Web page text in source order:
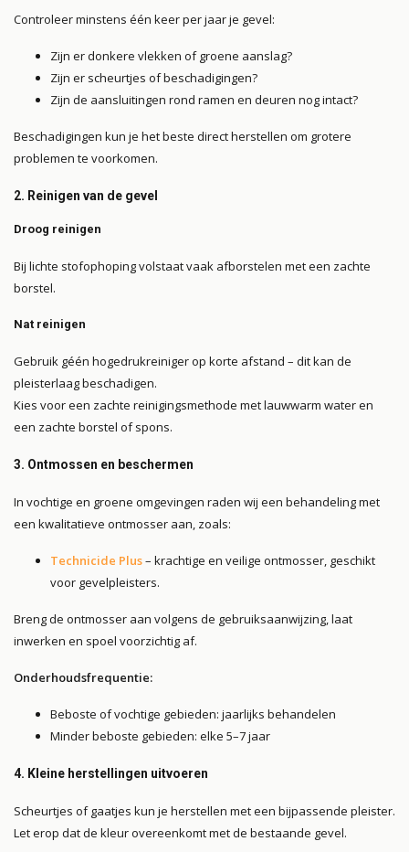
Controleer minstens één keer per jaar je gevel:
Zijn er donkere vlekken of groene aanslag?
Zijn er scheurtjes of beschadigingen?
Zijn de aansluitingen rond ramen en deuren nog intact?
Beschadigingen kun je het beste direct herstellen om grotere
problemen te voorkomen.
2. Reinigen van de gevel
Droog reinigen
Bij lichte stofophoping volstaat vaak afborstelen met een zachte
borstel.
Nat reinigen
Gebruik géén hogedrukreiniger op korte afstand – dit kan de
pleisterlaag beschadigen.
Kies voor een zachte reinigingsmethode met lauwwarm water en
een zachte borstel of spons.
3. Ontmossen en beschermen
In vochtige en groene omgevingen raden wij een behandeling met
een kwalitatieve ontmosser aan, zoals:
Technicide Plus– krachtige en veilige ontmosser, geschikt
voor gevelpleisters.
Breng de ontmosser aan volgens de gebruiksaanwijzing, laat
inwerken en spoel voorzichtig af.
Onderhoudsfrequentie:
Beboste of vochtige gebieden: jaarlijks behandelen
Minder beboste gebieden: elke 5–7 jaar
4. Kleine herstellingen uitvoeren
Scheurtjes of gaatjes kun je herstellen met een bijpassende pleister.
Let erop dat de kleur overeenkomt met de bestaande gevel.